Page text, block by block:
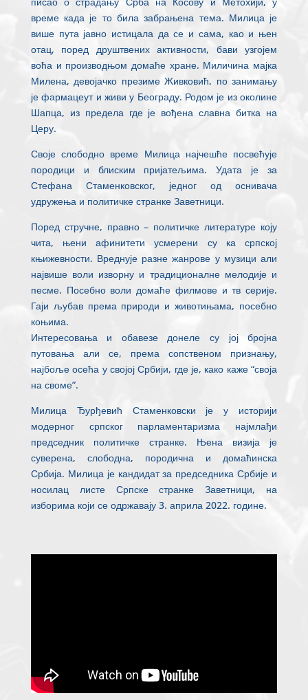
време када је то била забрањена тема. Милица је
више пута јавно истицала да се и сама, као и њен
отац, поред друштвених активности, бави узгојем
воћа и производњом домаће хране. Миличина мајка
Милена, девојачко презиме Живковић, по занимању
је фармацеут и живи у Београду. Родом је из околине
Шапца, из предела где је вођена славна битка на
Церу.
Своје слободно време Милица најчешће посвећује
породици и блиским пријатељима. Удата је за
Стефана Стаменковског, једног од оснивача
удружења и политичке странке Заветници.
Поред стручне, правно – политичке литературе коју
чита, њени афинитети усмерени су ка српској
књижевности. Вреднује разне жанрове у музици али
највише воли изворну и традиционалне мелодије и
песме. Посебно воли домаће филмове и тв серије.
Гаји љубав према природи и животињама, посебно
коњима.
Интересовања и обавезе донеле су јој бројна
путовања али се, према сопственом признању,
најбоље осећа у својој Србији, где је, како каже “своја
на своме”.
Милица Ђурђевић Стаменковски је у историји
модерног српског парламентаризма најмлађи
председник политичке странке. Њена визија је
суверена, слободна, породична и домаћинска
Србија. Милица је кандидат за председника Србије и
носилац листе Српске странке Заветници, на
изборима који се одржавају 3. априла 2022. године.